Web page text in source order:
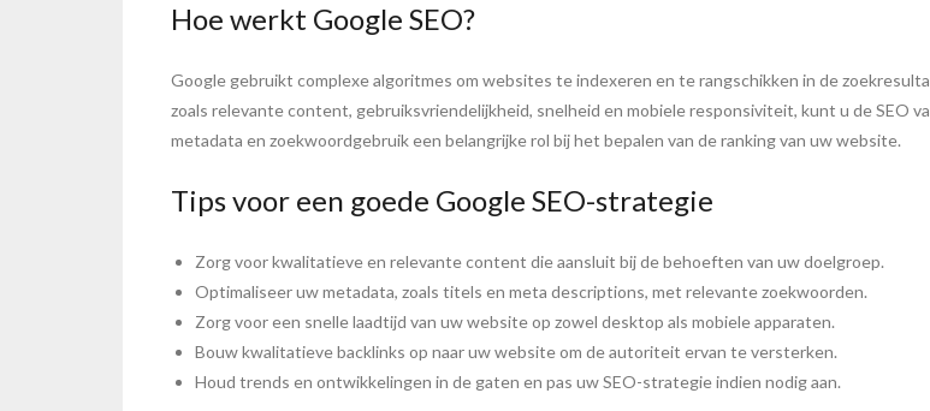
Hoe werkt Google SEO?
Google gebruikt complexe algoritmes om websites te indexeren en te rangschikken in de
zoals relevante content, gebruiksvriendelijkheid, snelheid en mobiele responsiviteit, kunt u de SEO
metadata en zoekwoordgebruik een belangrijke rol bij het bepalen van de ranking van uw website.
Tips voor een goede Google SEO-strategie
Zorg voor kwalitatieve en relevante content die aansluit bij de behoeften van uw doelgroep.
Optimaliseer uw metadata, zoals titels en meta descriptions, met relevante zoekwoorden.
Zorg voor een snelle laadtijd van uw website op zowel desktop als mobiele apparaten.
Bouw kwalitatieve backlinks op naar uw website om de autoriteit ervan te versterken.
Houd trends en ontwikkelingen in de gaten en pas uw SEO-strategie indien nodig aan.